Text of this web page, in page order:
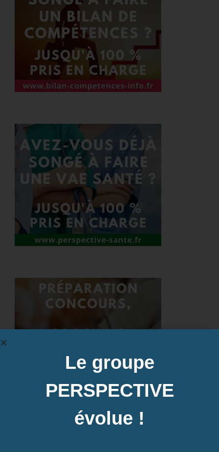
Le groupe
PERSPECTIVE
évolue !